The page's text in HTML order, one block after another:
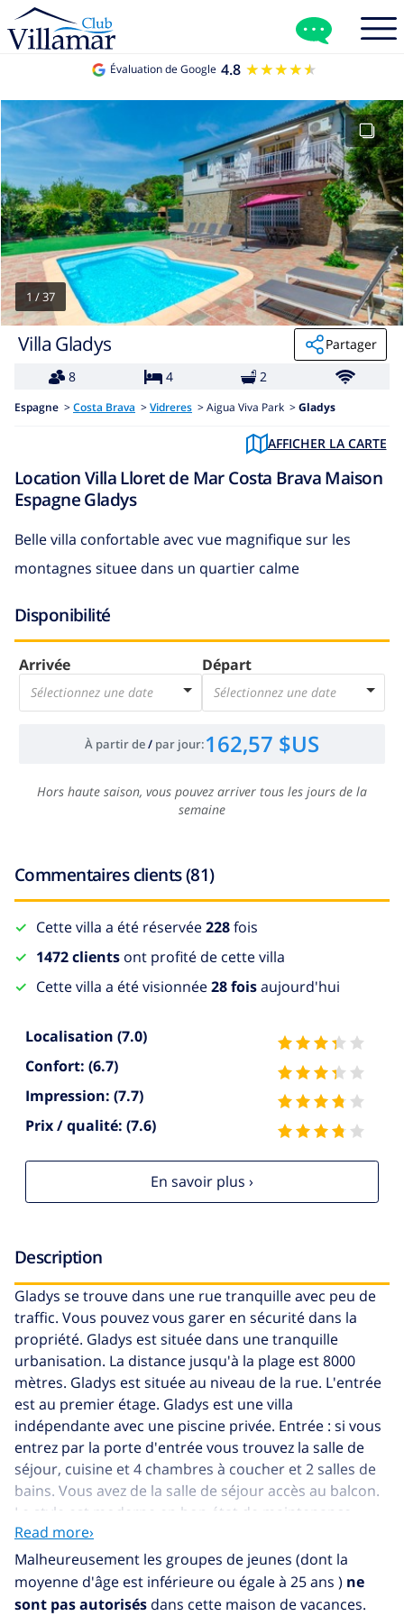
Évaluation de Google 4.8 ★★★★★
★★★★★
1 /37
Villa Gladys
Partager
8
4 2
Espagne > Costa Brava > Vidreres > Aigua Viva Park > Gladys
AFFICHER LA CARTE
Location Villa Lloret de Mar Costa Brava Maison
Espagne Gladys
Belle villa confortable avec vue magnifique sur les
montagnes situee dans un quartier calme
Disponibilité
Arrivée
Sélectionnez une date
Départ
Sélectionnez une date
À partir de/ par jour:162,57 $US
Hors haute saison, vous pouvez arriver tous les jours de la
semaine
Commentaires clients (81)
Cette villa a été réservée228fois
1472 clients ont profité de cette villa
Cette villa a été visionnée28 foisaujourd'hui
Localisation (7.0)
Confort: (6.7)
Impression: (7.7)
Prix / qualité: (7.6)
En savoir plus ›
Description
Gladys se trouve dans une rue tranquille avec peu de
traffic. Vous pouvez vous garer en sécurité dans la
propriété. Gladys est située dans une tranquille
urbanisation. La distance jusqu'à la plage est 8000
mètres. Gladys est située au niveau de la rue. L'entrée
est au premier étage. Gladys est une villa
indépendante avec une piscine privée. Entrée : si vous
entrez par la porte d'entrée vous trouvez la salle de
séjour, cuisine et 4 chambres à coucher et 2 salles de
bains. Vous avez de la salle de séjour accès au balcon.
Le style est moderne en bon état de maintenance.
L'intérieur est un mix de différentes couleurs avec une
belle atmosphère. Gladys dispose d'une belle vue.
Vous avez vue sur sur l'urbanisation. Gladys dispose
d'une surface bâtie de 120 mètres. Vous avez à votre
Read more›
Malheureusement les groupes de jeunes (dont la
moyenne d'âge est inférieure ou égale à 25 ans ) ne
sont pas autorisés dans cette maison de vacances.